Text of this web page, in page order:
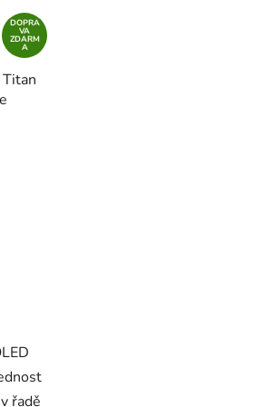
DOPRA
VA
ZDARM
A
řadě